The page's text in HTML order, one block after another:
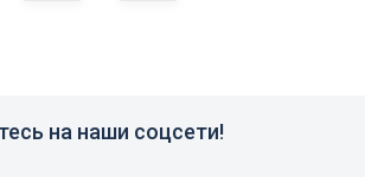
на наши соцсети!